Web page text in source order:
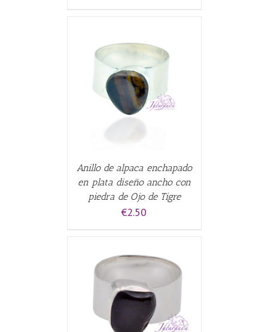
Anillo de alpaca enchapado
en plata diseño ancho con
piedra de Ojo de Tigre
€2.50